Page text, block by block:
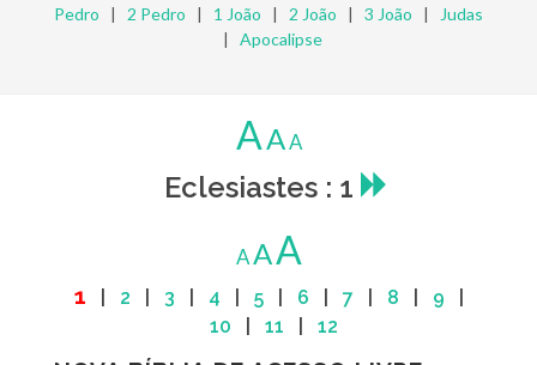
Pedro | 2 Pedro | 1 João | 2 João | 3 João |
Judas
| Apocalipse
AAA
Eclesiastes : 1
AAA
1 2 3 4 5| 6 7 8 9
10
11 12